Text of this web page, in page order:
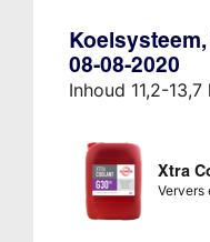
08-08-2020
Inhoud 11,2-
Xtra
Ververs